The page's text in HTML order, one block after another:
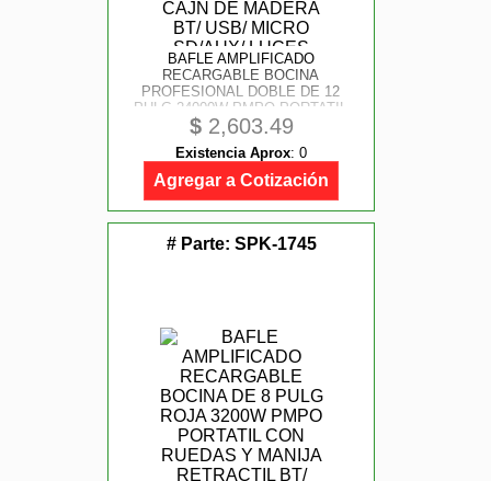
BAFLE AMPLIFICADO
RECARGABLE BOCINA
PROFESIONAL DOBLE DE 12
PULG 24000W PMPO PORTATIL
CON RUEDAS, CAJN DE MADERA
BT/ USB/ MICRO SD/ AUX/ LUCES
LED/ BATERA/ APP
$2,603.49
Existencia Aprox: 0
Agregar a Cotización
# Parte: SPK-1745